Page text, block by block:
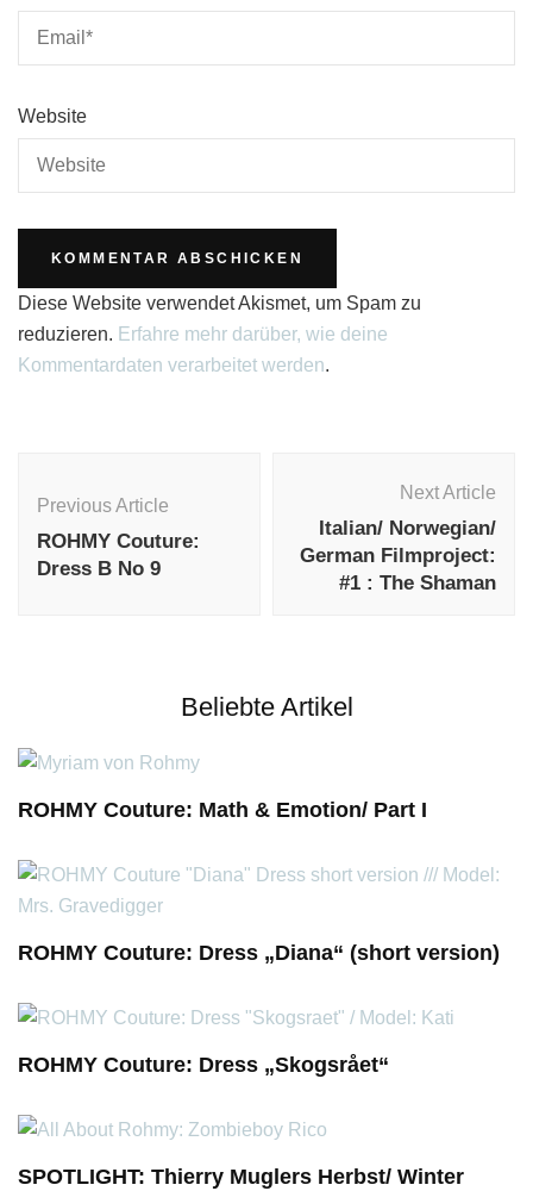
Website
Diese Website verwendet Akismet, um Spam zu
reduzieren. Erfahre mehr darüber, wie deine
Kommentardaten verarbeitet werden.
Navigation
Previous Article
ROHMY Couture:
Dress B No 9
Next Article
Italian/ Norwegian/
German Filmproject:
#1 : The Shaman
Beliebte Artikel
ROHMY Couture: Math & Emotion/ Part I
ROHMY Couture: Dress „Diana“ (short version)
ROHMY Couture: Dress „Skogsrået“
SPOTLIGHT: Thierry Muglers Herbst/ Winter